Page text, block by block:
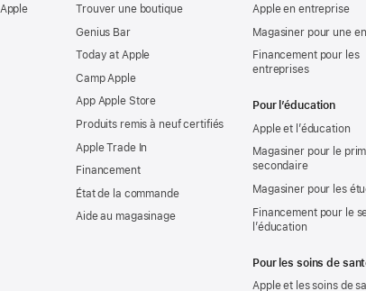
Trouver une boutique
Genius Bar
Today at Apple
Camp Apple
App Apple Store
Produits remis à neuf certifiés
Apple Trade In
Financement
État de la commande
Aide au magasinage
Apple en entreprise
Magasiner pour une
Financement pour les
entreprises
Pour l’éducation
Apple et l’éducation
Magasiner pour le
secondaire
Magasiner pour les
Financement pour le
l’éducation
Pour les soins de
Apple et les soins de